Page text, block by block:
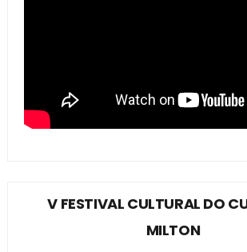
V FESTIVAL CULTURAL DO
MILTON